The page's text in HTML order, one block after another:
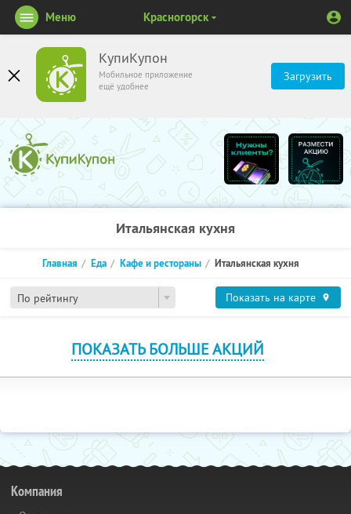
КупиКупон
Мобильное приложение
ещё удобнее
Загрузить
Меню Красногорск
Итальянская кухня
По рейтингу
Главная Еда Кафе и рестораны Итальянская кухня
Показать на карте
ПОКАЗАТЬ БОЛЬШЕ АКЦИЙ
Компания